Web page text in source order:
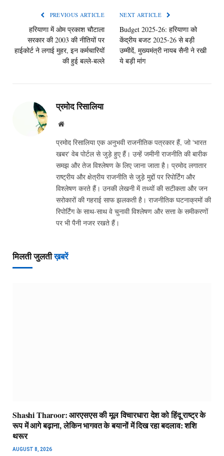
PREVIOUS ARTICLE
हरियाणा में ओम प्रकाश चौटाला
सरकार की 2003 की नीतियों पर
हाईकोर्ट ने लगाई मुहर, इन कर्मचारियों
की हुई बल्ले-बल्ले
NEXT ARTICLE
Budget 2025-26: हरियाणा को
केंद्रीय बजट 2025-26 से बड़ी
उम्मीदें, मुख्यमंत्री नायब सैनी ने रखी
ये बड़ी मांग
प्रमोद रिसालिया
Website
प्रमोद रिसालिया एक अनुभवी राजनीतिक पत्रकार हैं, जो 'भारत
खबर' वेब पोर्टल से जुड़े हुए हैं। उन्हें जमीनी राजनीति की बारीक
समझ और तेज विश्लेषण के लिए जाना जाता है। प्रमोद लगातार
राष्ट्रीय और क्षेत्रीय राजनीति से जुड़े मुद्दों पर रिपोर्टिंग और
विश्लेषण करते हैं। उनकी लेखनी में तथ्यों की सटीकता और जन
सरोकारों की गहराई साफ झलकती है। राजनीतिक घटनाक्रमों की
रिपोर्टिंग के साथ-साथ वे चुनावी विश्लेषण और सत्ता के समीकरणों
पर भी पैनी नजर रखते हैं।
मिलती जुलतीख़बरें
Shashi Tharoor: आरएसएस की मूल विचारधारा देश को हिंदू राष्ट्र के
रूप में आगे बढ़ाना, लेकिन भागवत के बयानों में दिख रहा बदलाव: शशि
थरूर
AUGUST 8, 2026